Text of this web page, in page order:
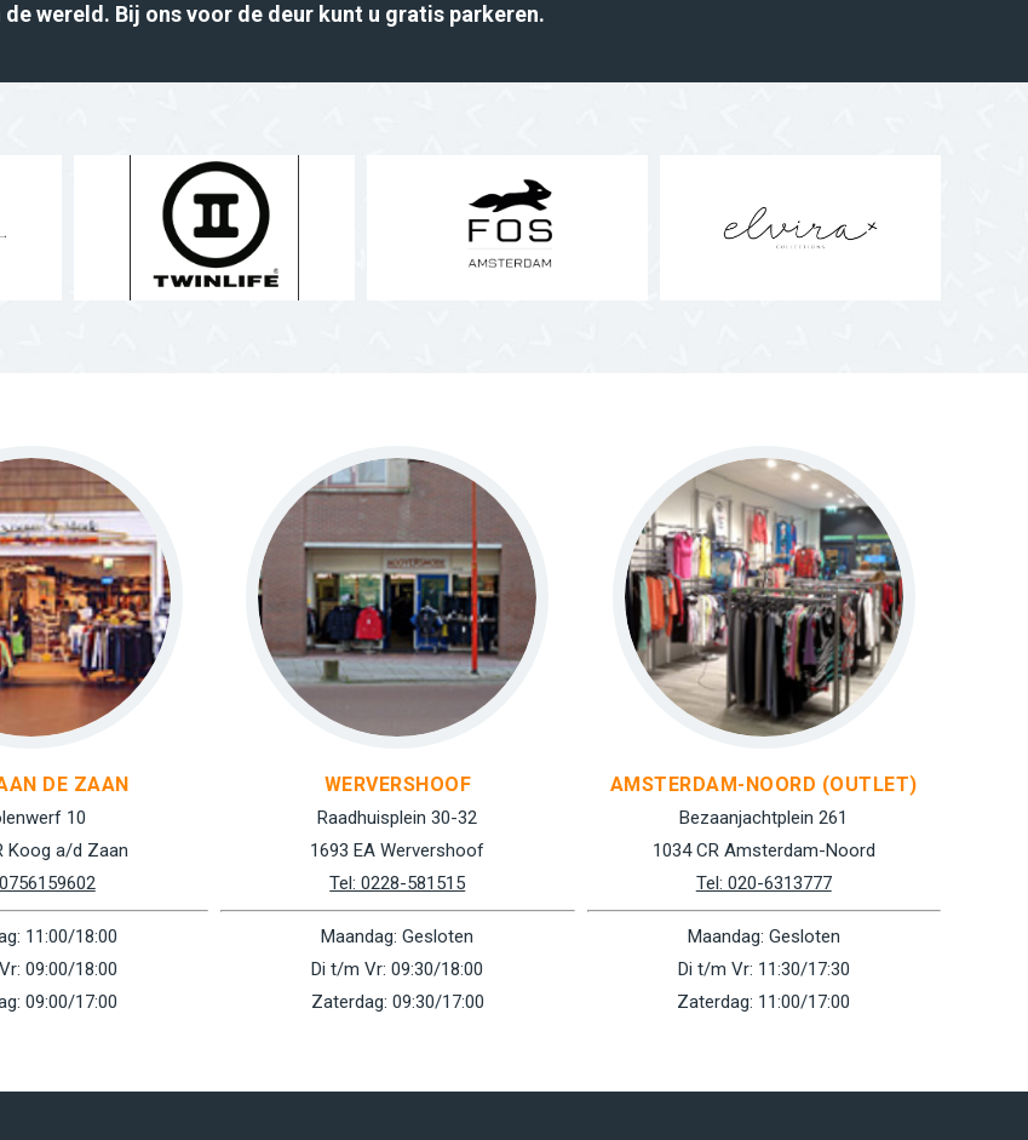
wereld. Bij ons voor de deur kunt u gratis parkeren.
DE ZAAN
10
Koog a/d Zaan
11:00/18:00
09:00/18:00
09:00/17:00
WERVERSHOOF
Raadhuisplein 30-32
1693 EA Wervershoof
Tel: 0228-581515
Maandag: Gesloten
Di t/m Vr: 09:30/18:00
Zaterdag: 09:30/17:00
AMSTERDAM-NOORD (OUTLET)
Bezaanjachtplein 261
1034 CR Amsterdam-Noord
Tel: 020-6313777
Maandag: Gesloten
Di t/m Vr: 11:30/17:30
Zaterdag: 11:00/17:00